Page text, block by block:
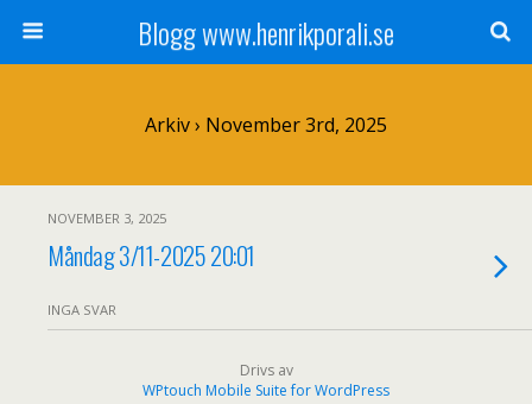
Blogg www.henrikporali.se
Arkiv › November 3rd, 2025
NOVEMBER 3, 2025
Måndag 3/11-2025 20:01
INGA SVAR
Drivs av
WPtouch Mobile Suite for WordPress